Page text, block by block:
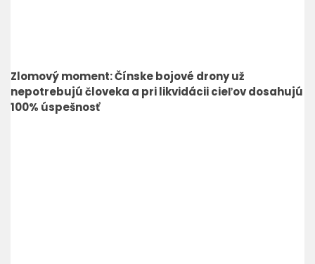
Zlomový moment: Čínske bojové drony už
nepotrebujú človeka a pri likvidácii cieľov dosahujú
100% úspešnosť